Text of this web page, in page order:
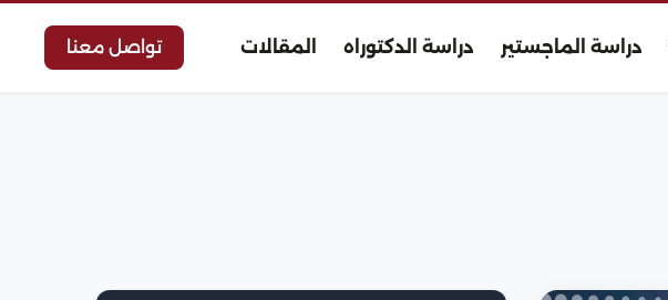
دراسة الماجستير دراسة الدكتوراه المقالات تواصل معنا